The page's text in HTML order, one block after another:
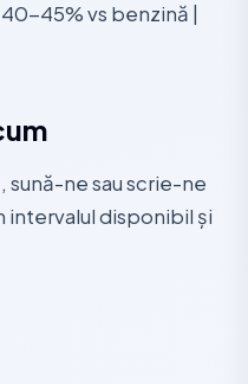
45% vs benzină |
sună-ne sau scrie-ne
disponibil și